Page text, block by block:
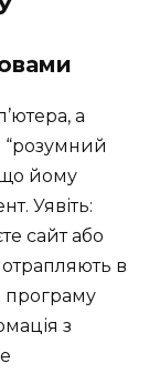
а
що йому
Уявіть:
сайт або
в
програму
з